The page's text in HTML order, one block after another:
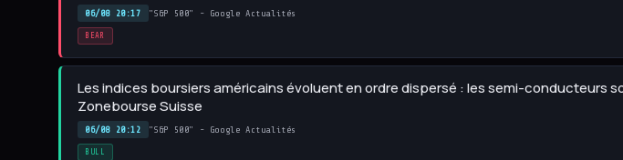
06/08 20:17 "S&P 500" - Google Actualités
BEAR
Les indices boursiers américains évoluent en ordre dispersé : les semi-
Zonebourse Suisse
06/08 20:12 "S&P 500" - Google Actualités
BULL